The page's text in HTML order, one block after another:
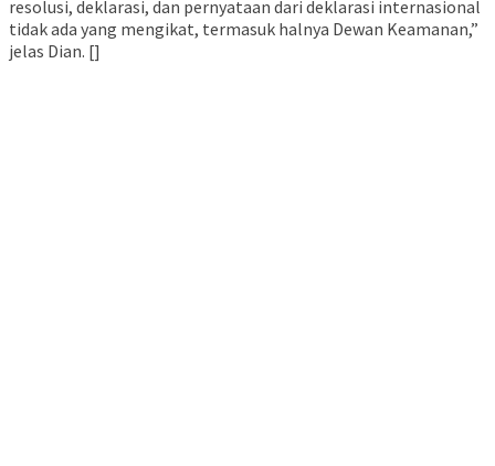
resolusi, deklarasi, dan pernyataan dari deklarasi internasional
tidak ada yang mengikat, termasuk halnya Dewan Keamanan,”
jelas Dian. []